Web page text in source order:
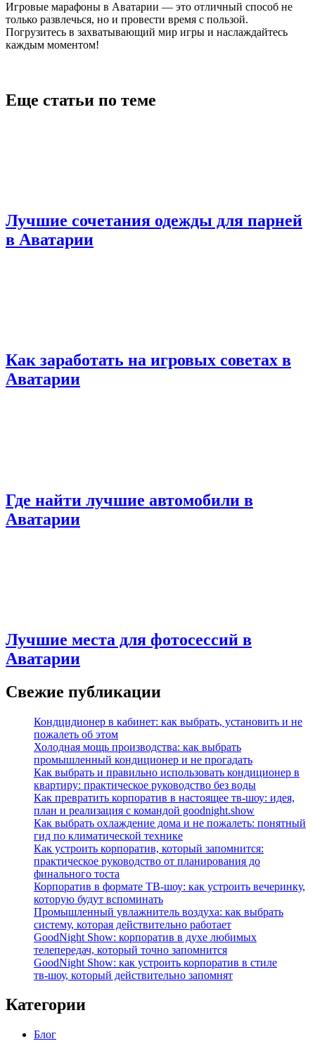
Игровые марафоны в Аватарии — это отличный способ не
только развлечься, но и провести время с пользой.
Погрузитесь в захватывающий мир игры и наслаждайтесь
каждым моментом!
Еще статьи по теме
Лучшие сочетания одежды для парней
в Аватарии
Как заработать на игровых советах в
Аватарии
Где найти лучшие автомобили в
Аватарии
Лучшие места для фотосессий в
Аватарии
Свежие публикации
Кондцидионер в кабинет: как выбрать, установить и не
пожалеть об этом
Холодная мощь производства: как выбрать
промышленный кондиционер и не прогадать
Как выбрать и правильно использовать кондиционер в
квартиру: практическое руководство без воды
Как превратить корпоратив в настоящее тв-шоу: идея,
план и реализация с командой goodnight.show
Как выбрать охлаждение дома и не пожалеть: понятный
гид по климатической технике
Как устроить корпоратив, который запомнится:
практическое руководство от планирования до
финального тоста
Корпоратив в формате ТВ‑шоу: как устроить вечеринку,
которую будут вспоминать
Промышленный увлажнитель воздуха: как выбрать
систему, которая действительно работает
GoodNight Show: корпоратив в духе любимых
телепередач, который точно запомнится
GoodNight Show: как устроить корпоратив в стиле
тв‑шоу, который действительно запомнят
Категории
Блог